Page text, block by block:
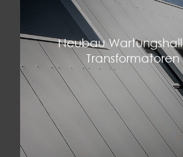
Neubau
Transformatoren